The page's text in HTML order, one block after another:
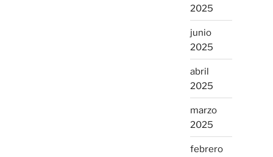
2025
junio
2025
abril
2025
marzo
2025
febrero